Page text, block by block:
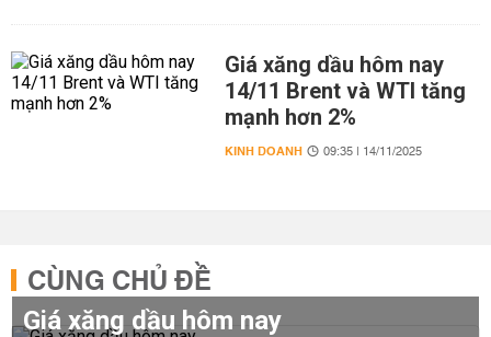
Giá xăng dầu hôm nay
14/11 Brent và WTI tăng
mạnh hơn 2%
KINH DOANH 09:35 | 14/11/2025
CÙNG CHỦ ĐỀ
Giá xăng dầu hôm nay